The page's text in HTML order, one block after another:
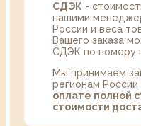
СДЭК -
нашими
России и веса
Вашего заказа
СДЭК по номеру
Мы принимаем
регионам России
оплате полной
стоимости